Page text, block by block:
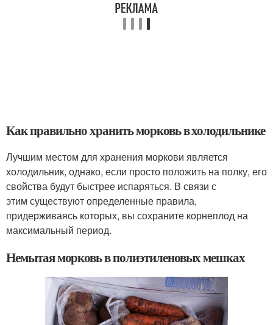
Как правильно хранить морковь в холодильнике
Лучшим местом для хранения моркови является
холодильник, однако, если просто положить на полку, его
свойства будут быстрее испаряться. В связи с
этим существуют определенные правила,
придерживаясь которых, вы сохраните корнеплод на
максимальный период.
Немытая морковь в полиэтиленовых мешках